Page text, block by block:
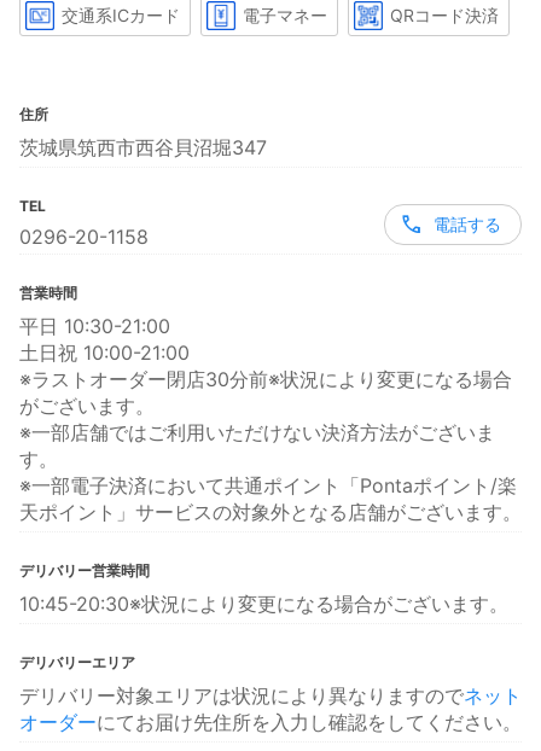
交通系ICカード 電子マネー QRコード決済
住所
茨城県筑西市西谷貝沼堀347
TEL
0296-20-1158
電話する
営業時間
平日 10:30-21:00
土日祝 10:00-21:00
※ラストオーダー閉店30分前※状況により変更になる場合
がございます。
※一部店舗ではご利用いただけない決済方法がございま
す。
※一部電子決済において共通ポイント「Pontaポイント/楽
天ポイント」サービスの対象外となる店舗がございます。
デリバリー営業時間
10:45-20:30※状況により変更になる場合がございます。
デリバリーエリア
デリバリー対象エリアは状況により異なりますのでネット
オーダーにてお届け先住所を入力し確認をしてください。